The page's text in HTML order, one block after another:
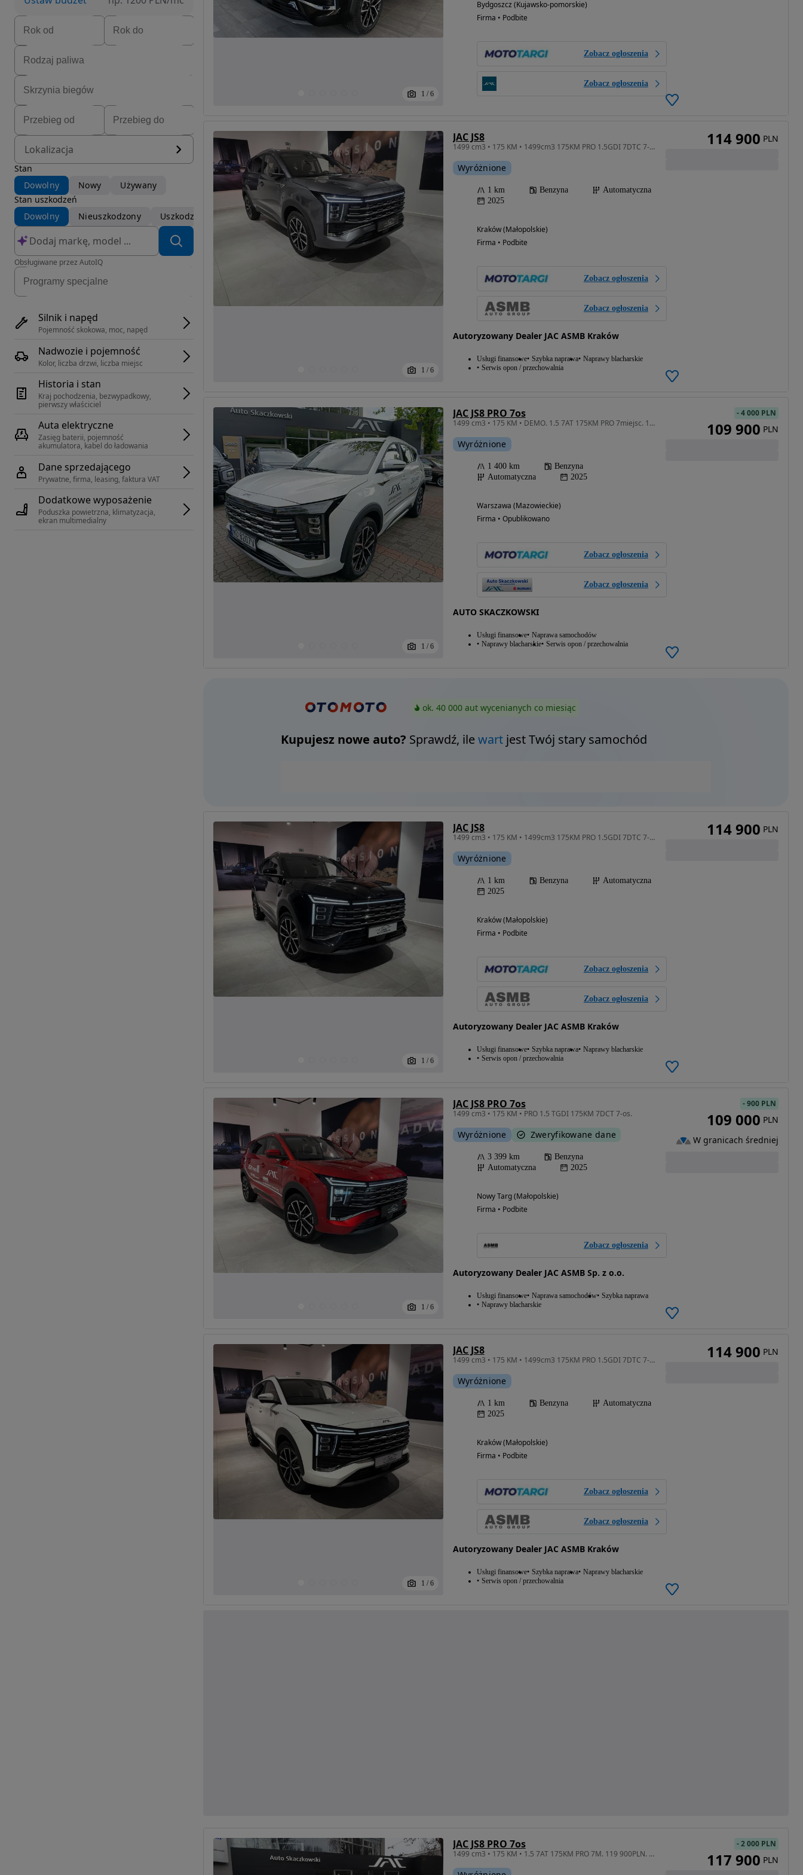
Lokalizacja
Stan
Dowolny
Nowy
Używany
Stan uszkodzeń
Dowolny
Nieuszkodzony Uszkodzony
Obsługiwane przez AutoIQ
Silnik i napęd
Pojemność skokowa, moc, napęd
Nadwozie i pojemność
Kolor, liczba drzwi, liczba miejsc
Historia i stan
Kraj pochodzenia, bezwypadkowy,
pierwszy właściciel
Auta elektryczne
Zasięg baterii, pojemność
akumulatora, kabel do ładowania
Dane sprzedającego
Prywatne, firma, leasing, faktura VAT
Dodatkowe wyposażenie
Poduszka powietrzna, klimatyzacja,
ekran multimedialny
1 / 6
Bydgoszcz (Kujawsko-pomorskie)
Firma • Podbite
Zobacz ogłoszenia
Zobacz ogłoszenia
1 / 6
JAC JS8
1499 cm3 • 175 KM • 1499cm3 175KM PRO 1.5GDI 7DTC 7-os WYPRZEDAŻ
Wyróżnione
1 km Benzyna
Automatyczna
2025
Kraków (Małopolskie)
Firma • Podbite
Zobacz ogłoszenia
Zobacz ogłoszenia
Autoryzowany Dealer JAC ASMB Kraków
Usługi finansowe Szybka naprawa Naprawy blacharskie
Serwis opon / przechowalnia
114 900 PLN
1 / 6
JAC JS8 PRO 7os
1499 cm3 • 175 KM • DEMO. 1.5 7AT 175KM PRO 7miejsc. 114 900PLN. DEMO
Wyróżnione
1 400 km
Benzyna
Automatyczna
2025
Warszawa (Mazowieckie)
Firma • Opublikowano
Zobacz ogłoszenia
Zobacz ogłoszenia
AUTO SKACZKOWSKI
Usługi finansowe Naprawa samochodów
Naprawy blacharskie Serwis opon / przechowalnia
-4 000 PLN
109 900 PLN
ok. 40 000 aut wycenianych co miesiąc
Kupujesz nowe auto? Sprawdź, ilewartjest Twój stary samochód
1 / 6
JAC JS8
1499 cm3 • 175 KM • 1499cm3 175KM PRO 1.5GDI 7DTC 7-os WYPRZEDAŻ
Wyróżnione
1 km Benzyna
Automatyczna
2025
Kraków (Małopolskie)
Firma • Podbite
Zobacz ogłoszenia
Zobacz ogłoszenia
Autoryzowany Dealer JAC ASMB Kraków
Usługi finansowe Szybka naprawa Naprawy blacharskie
Serwis opon / przechowalnia
114 900 PLN
1 / 6
JAC JS8 PRO 7os
1499 cm3 • 175 KM • PRO 1.5 TGDI 175KM 7DCT 7-os.
Wyróżnione Zweryfikowane dane
3 399 km
Benzyna
Automatyczna
2025
Nowy Targ (Małopolskie)
Firma • Podbite
Zobacz ogłoszenia
Autoryzowany Dealer JAC ASMB Sp. z o.o.
Usługi finansowe Naprawa samochodów Szybka naprawa
Naprawy blacharskie
-900 PLN
109 000 PLN
W granicach średniej
1 / 6
JAC JS8
1499 cm3 • 175 KM • 1499cm3 175KM PRO 1.5GDI 7DTC 7-os WYPRZEDAŻ
Wyróżnione
1 km Benzyna
Automatyczna
2025
Kraków (Małopolskie)
Firma • Podbite
Zobacz ogłoszenia
Zobacz ogłoszenia
Autoryzowany Dealer JAC ASMB Kraków
Usługi finansowe Szybka naprawa Naprawy blacharskie
Serwis opon / przechowalnia
114 900 PLN
JAC JS8 PRO 7os
1499 cm3 • 175 KM • 1.5 7AT 175KM PRO 7M. 119 900PLN. UBEZP. 1ZŁ
-2 000 PLN
117 900 PLN